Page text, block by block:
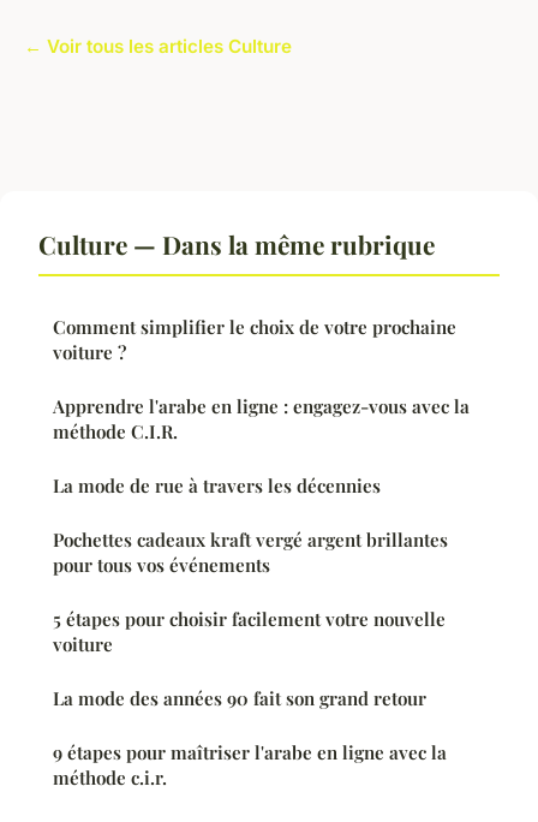
← Voir tous les articles Culture
Culture — Dans la même rubrique
Comment simplifier le choix de votre prochaine
voiture ?
Apprendre l'arabe en ligne : engagez-vous avec la
méthode C.I.R.
La mode de rue à travers les décennies
Pochettes cadeaux kraft vergé argent brillantes
pour tous vos événements
5 étapes pour choisir facilement votre nouvelle
voiture
La mode des années 90 fait son grand retour
9 étapes pour maîtriser l'arabe en ligne avec la
méthode c.i.r.